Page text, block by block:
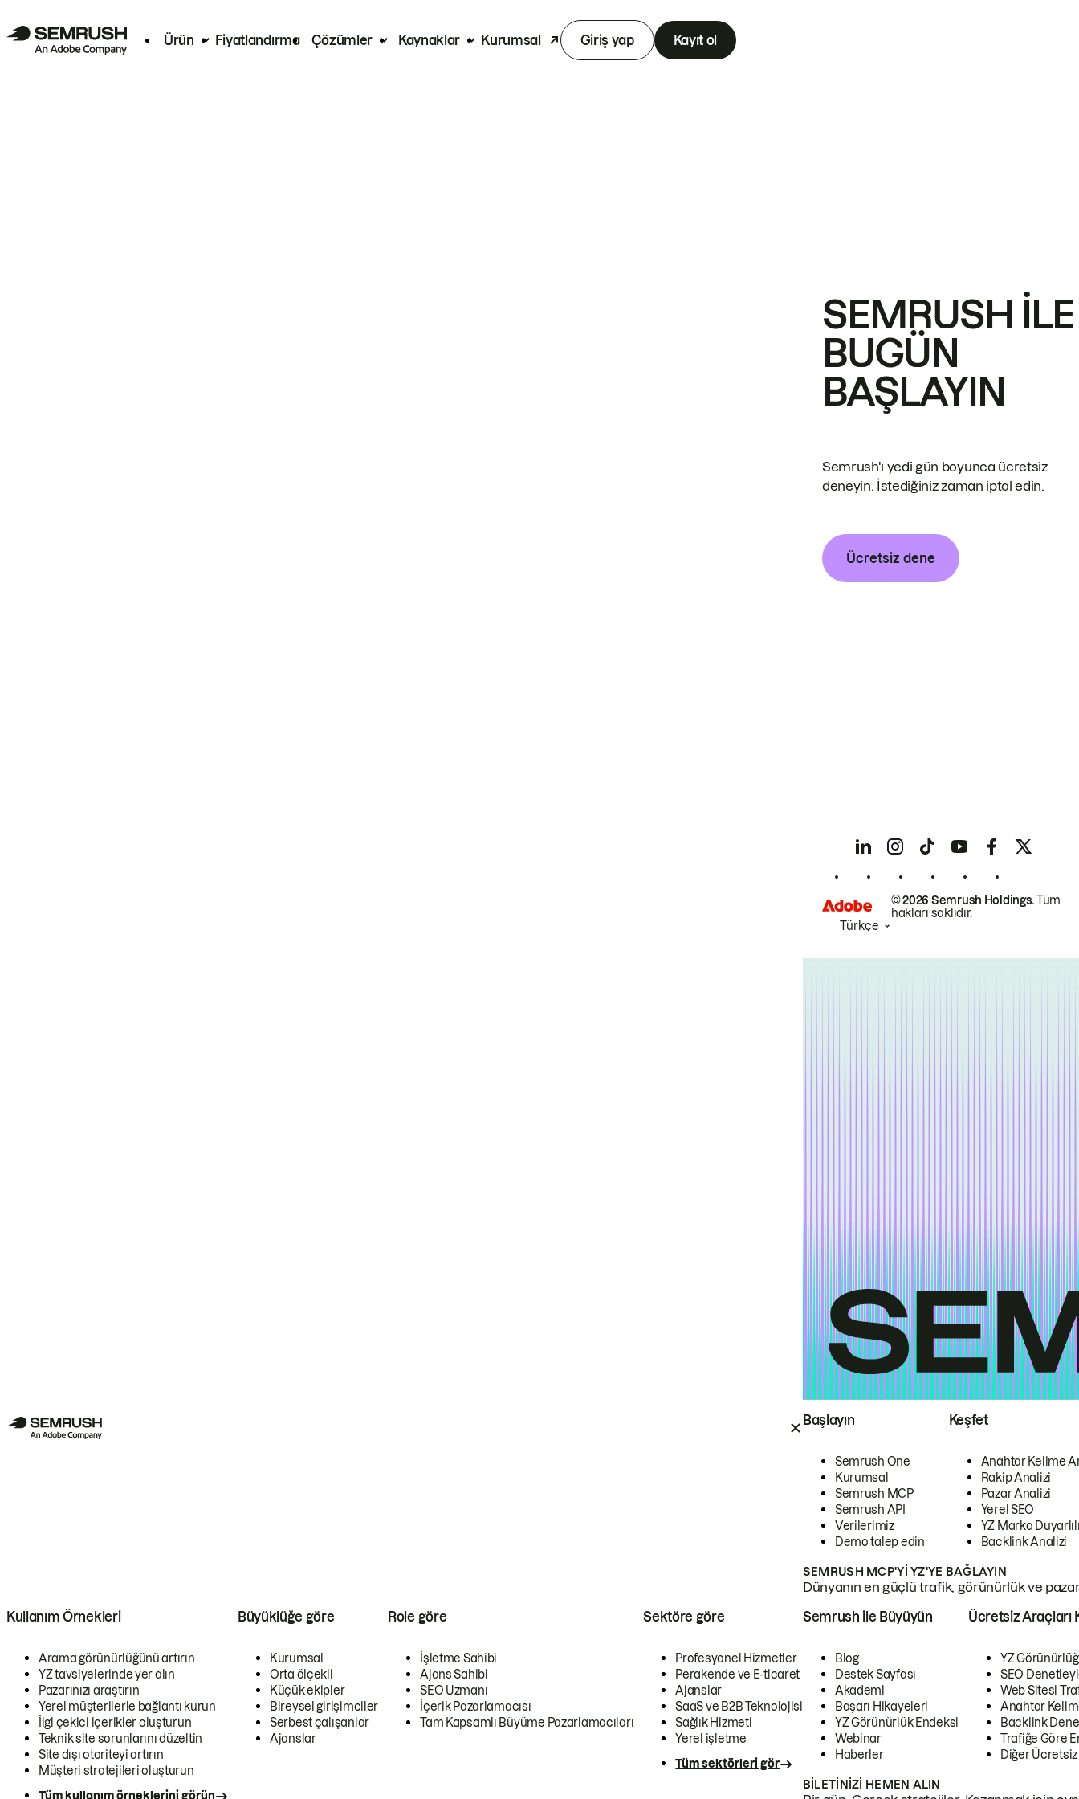
Ürün Fiyatlandırma Çözümler Kaynaklar Kurumsal Giriş yap Kayıt ol
Başlayın
Semrush One
Kurumsal
Semrush MCP
Semrush API
Verilerimiz
Demo talep edin
Keşfet
Anahtar Kelime
Rakip Analizi
Pazar Analizi
Yerel SEO
YZ Marka
Backlink Analizi
SEMRUSH MCP'YI YZ'YE BAĞLAYIN
Dünyanın en güçlü trafik, görünürlük ve
Kullanım Örnekleri
Arama görünürlüğünü artırın
YZ tavsiyelerinde yer alın
Pazarınızı araştırın
Yerel müşterilerle bağlantı kurun
İlgi çekici içerikler oluşturun
Teknik site sorunlarını düzeltin
Site dışı otoriteyi artırın
Müşteri stratejileri oluşturun
Tüm kullanım örneklerini görün
Büyüklüğe göre
Kurumsal
Orta ölçekli
Küçük ekipler
Bireysel girişimciler
Serbest çalışanlar
Ajanslar
Role göre
İşletme Sahibi
Ajans Sahibi
SEO Uzmanı
İçerik Pazarlamacısı
Tam Kapsamlı Büyüme Pazarlamacıları
Sektöre göre
Profesyonel Hizmetler
Perakende ve E-ticaret
Ajanslar
SaaS ve B2B Teknolojisi
Sağlık Hizmeti
Yerel işletme
Tüm sektörleri gör
Semrush ile Büyüyün
Blog
Destek Sayfası
Akademi
Başarı Hikayeleri
YZ Görünürlük Endeksi
Webinar
Haberler
Ücretsiz Araçları
YZ
SEO
Web Sitesi
Anahtar
Backlink
Trafiğe Göre
Diğer
BILETINIZI HEMEN ALIN
SEMRUSH ILE
BUGÜN
BAŞLAYIN
Semrush'ı yedi gün boyunca ücretsiz
deneyin. İstediğiniz zaman iptal edin.
Ücretsiz dene
© 2026 Semrush Holdings.Tüm
hakları saklıdır.
Türkçe